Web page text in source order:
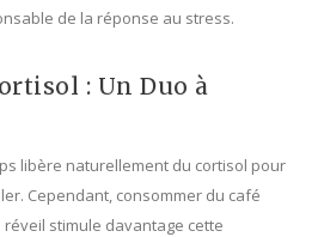
de la réponse au stress.
: Un Duo à
libère naturellement du cortisol pour
Cependant, consommer du café
stimule davantage cette